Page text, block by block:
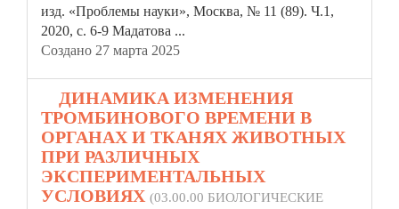
изд. «Проблемы науки», Москва, № 11 (89). Ч.1,
2020, с. 6-9 Мадатова ...
Создано 27 марта 2025
ДИНАМИКА ИЗМЕНЕНИЯ
ТРОМБИНОВОГО ВРЕМЕНИ В
ОРГАНАХ И ТКАНЯХ ЖИВОТНЫХ
ПРИ РАЗЛИЧНЫХ
ЭКСПЕРИМЕНТАЛЬНЫХ
УСЛОВИЯХ (03.00.00 БИОЛОГИЧЕСКИЕ